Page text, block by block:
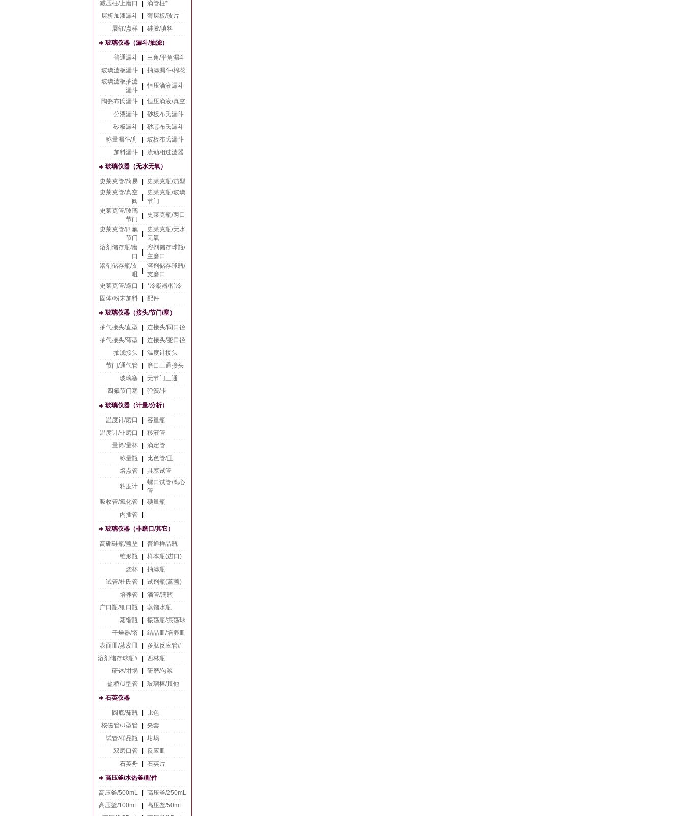
减压柱/上磨口
滴管柱*
层析加液漏斗
薄层板/玻片
展缸/点样
硅胶/填料
玻璃仪器（漏斗/抽滤）
普通漏斗
三角/平角漏斗
玻璃滤板漏斗
抽滤漏斗/棉花
玻璃滤板抽滤
漏斗
恒压滴液漏斗
陶瓷布氏漏斗
恒压滴液/真空
分液漏斗
砂板布氏漏斗
砂板漏斗
砂芯布氏漏斗
称量漏斗/舟
玻板布氏漏斗
加料漏斗
流动相过滤器
玻璃仪器（无水无氧）
史莱克管/简易
史莱克瓶/茄型
史莱克管/真空
阀
史莱克瓶/玻璃
节门
史莱克管/玻璃
节门
史莱克瓶/两口
史莱克管/四氟
节门
史莱克瓶/无水
无氧
溶剂储存瓶/磨
口
溶剂储存球瓶/
主磨口
溶剂储存瓶/支
咀
溶剂储存球瓶/
支磨口
史莱克管/螺口
*冷凝器/指冷
固体/粉末加料
配件
玻璃仪器（接头/节门/塞）
抽气接头/直型
连接头/同口径
抽气接头/弯型
连接头/变口径
抽滤接头
温度计接头
节门/通气管
磨口三通接头
玻璃塞
无节门三通
四氟节门塞
弹簧/卡
玻璃仪器（计量/分析）
温度计/磨口
容量瓶
温度计/非磨口
移液管
量筒/量杯
滴定管
称量瓶
比色管/皿
熔点管
具塞试管
粘度计
螺口试管/离心
管
吸收管/氧化管
碘量瓶
内插管
玻璃仪器（非磨口/其它）
高硼硅瓶/盖垫
普通样品瓶
锥形瓶
样本瓶(进口)
烧杯
抽滤瓶
试管/杜氏管
试剂瓶(蓝盖)
培养管
滴管/滴瓶
广口瓶/细口瓶
蒸馏水瓶
蒸馏瓶
振荡瓶/振荡球
干燥器/塔
结晶皿/培养皿
表面皿/蒸发皿
多肽反应管#
溶剂储存球瓶#
西林瓶
研钵/坩埚
研磨/匀浆
盐桥/U型管
玻璃棒/其他
石英仪器
圆底/茄瓶
比色
核磁管/U型管
夹套
试管/样品瓶
坩埚
双磨口管
反应皿
石英舟
石英片
高压釜/水热釜/配件
高压釜/500mL
高压釜/250mL
高压釜/100mL
高压釜/50mL